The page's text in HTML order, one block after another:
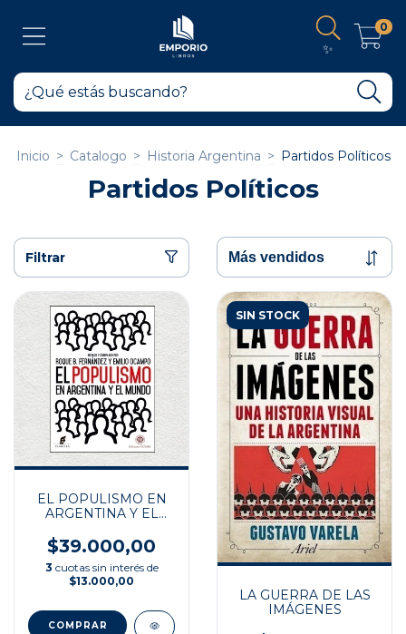
✨
0
Inicio > Catalogo > Historia Argentina > Partidos Políticos
Partidos Políticos
Filtrar
EL POPULISMO EN
ARGENTINA Y EL
$39.000,00
3 cuotas sin interés de
$13.000,00
SIN STOCK
LA GUERRA DE LAS
IMÁGENES